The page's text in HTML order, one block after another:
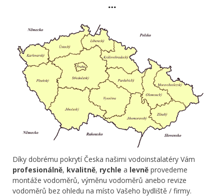
…
Díky dobrému pokrytí Česka našimi vodoinstalatéry Vám
profesionálně, kvalitně, rychle a levně provedeme
montáže vodoměrů, výměnu vodoměrů anebo revize
vodoměrů bez ohledu na místo Vašeho bydliště / firmy.